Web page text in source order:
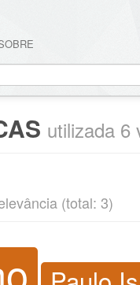
utilizada 6
(total: 3)